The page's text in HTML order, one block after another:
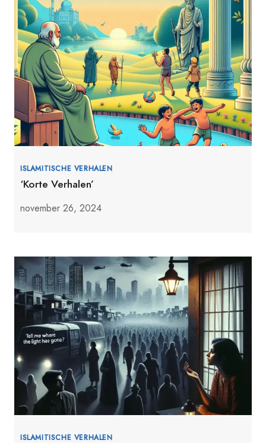
ISLAMITISCHE VERHALEN
‘Korte Verhalen’
november 26, 2024
ISLAMITISCHE VERHALEN